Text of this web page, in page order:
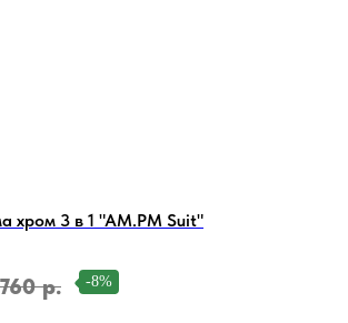
хром 3 в 1 "AM.PM Suit"
р. -8%